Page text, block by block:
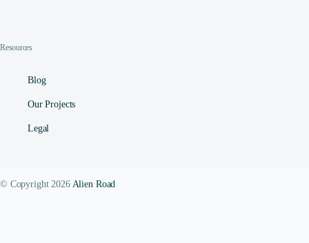
Resources
Blog
Our Projects
Legal
© Copyright 2026 Alien Road